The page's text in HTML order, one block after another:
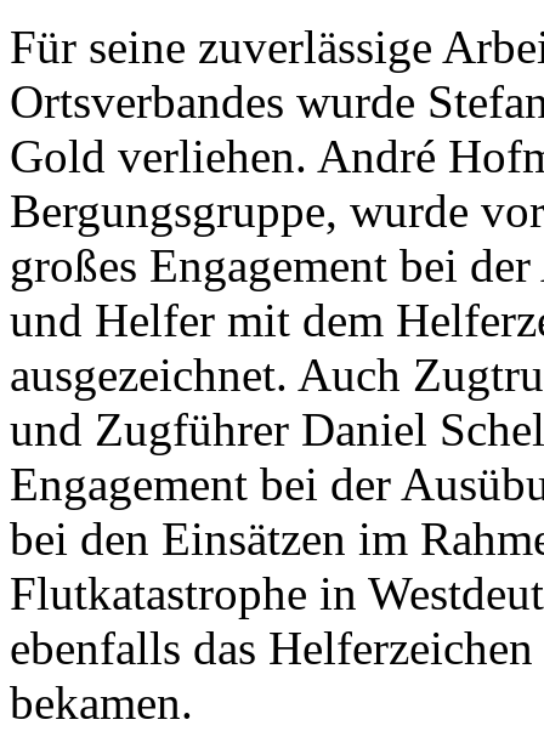
Für seine zuverlässige
Ortsverbandes wurde
Gold verliehen. André
Bergungsgruppe, wurde
großes Engagement bei
und Helfer mit dem
ausgezeichnet. Auch
und Zugführer Daniel
Engagement bei der
bei den Einsätzen im
Flutkatastrophe in
ebenfalls das
bekamen.